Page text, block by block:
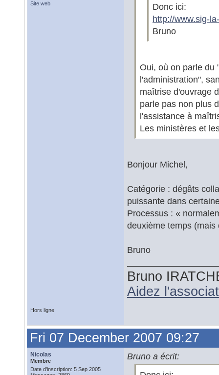
Site web
Donc ici:
http://www.sig-
Bruno
Oui, où on parle du
l'administration",
maîtrise d'ouvrage
parle pas non plus
l'assistance à
Les ministères et
Bonjour Michel,
Catégorie : dégâts
puissante dans
Processus : «
deuxième temps
Bruno
Bruno
Aidez
Hors ligne
Fri 07 December 2007 09:27
Nicolas
Membre
Date d'inscription: 5 Sep 2005
Bruno a écrit: